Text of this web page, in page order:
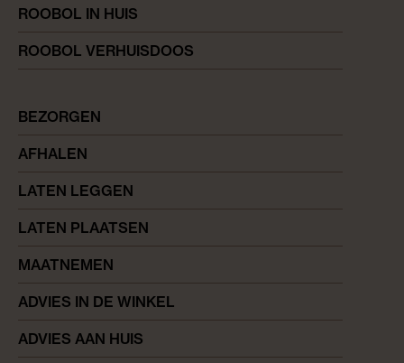
ROOBOL IN HUIS
ROOBOL VERHUISDOOS
BEZORGEN
AFHALEN
LATEN LEGGEN
LATEN PLAATSEN
MAATNEMEN
ADVIES IN DE WINKEL
ADVIES AAN HUIS